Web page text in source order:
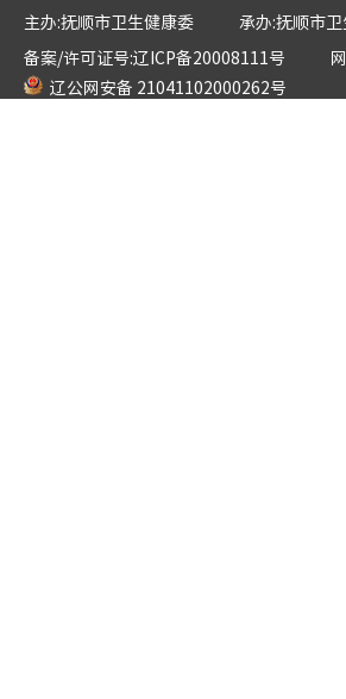
主办:抚顺市卫生健康委
承办:抚顺市
备案/许可证号:辽ICP备20008111号
辽公网安备 21041102000262号